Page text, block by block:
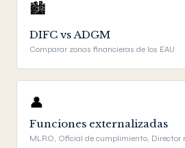
🏙️
DIFC vs ADGM
Comparar zonas financieras de los EAU
👤
Funciones externalizadas
MLRO, Oficial de cumplimiento, Director